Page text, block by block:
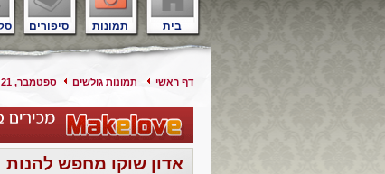
בית תמונות סיפורים
דף ראשי תמונות גולשים ספטמבר, 21
אדון שוקו מחפש להנות